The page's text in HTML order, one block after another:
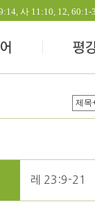
사 11:10, 12, 60:1-
레 23:9-21